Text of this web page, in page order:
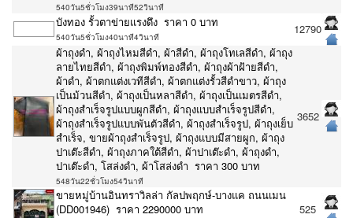
540วัน5ชั่วโมง39นาที52วินาที
บังทอง รั้วตาข่ายแรงดึง ราคา 0 บาท
540วัน5ชั่วโมง40นาที4วินาที
12790
ผ้าถุงดำ, ผ้าถุงไหมสีดำ, ผ้าสีดำ, ผ้าถุงโทเลสีดำ, ผ้าถุง
ลายไทยสีดำ, ผ้าถุงพิมพ์ทองสีดำ, ผ้าถุงผ้าฝ้ายสีดำ,
ผ้าดำ, ผ้าตกแต่งเวทีสีดำ, ผ้าตกแต่งรั้วสีดำขาว, ผ้าถุง
เป็นม้วนสีดำ, ผ้าถุงเป็นหลาสีดำ, ผ้าถุงเป็นเมตรสีดำ,
ผ้าถุงสำเร็จรูปแบบผูกสีดำ, ผ้าถุงแบบสำเร็จรูปสีดำ,
ผ้าถุงสำเร็จรูปแบบพันตัวสีดำ, ผ้าถุงสำเร็จรูป, ผ้าถุงเย็บ
สำเร็จ, ขายผ้าถุงสำเร็จรูป, ผ้าถุงแบบมีสายผูก, ผ้าถุง
ปาเต๊ะสีดำ, ผ้าถุงภาคใต้สีดำ, ผ้าปาเต๊ะดำ, ผ้าถุงดำ,
ปาเต๊ะดำ, โสล่งดำ, ผ้าโสล่งดำ ราคา 300 บาท
548วัน22ชั่วโมง54วินาที
3652
ขายหมู่บ้านอินทราวิลล่า กัลปพฤกษ์-บางแค ถนนเมน
(DD001946) ราคา 2290000 บาท
525